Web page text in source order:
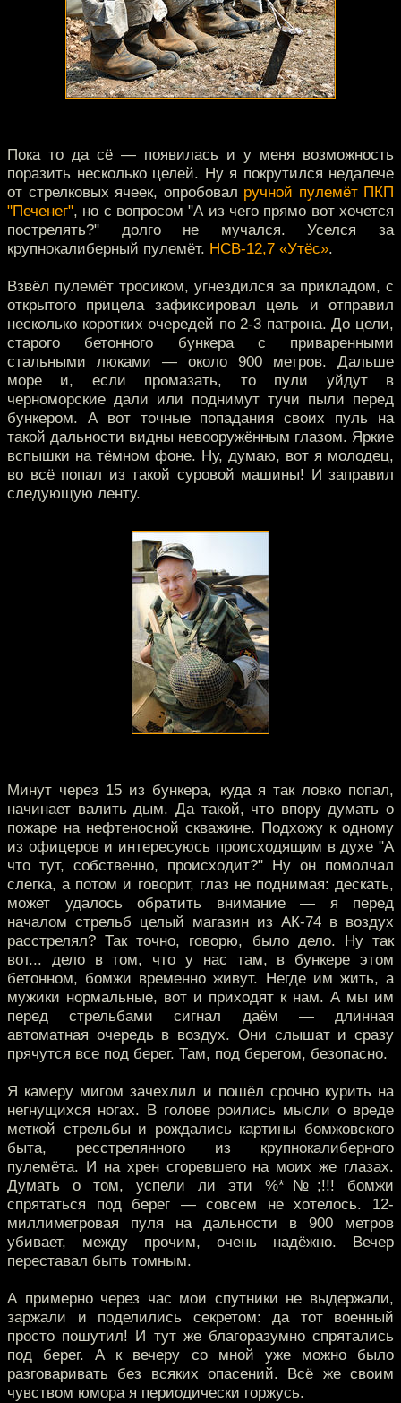
Пока то да сё — появилась и у меня возможность
поразить несколько целей. Ну я покрутился недалече
от стрелковых ячеек, опробовал ручной пулемёт ПКП
"Печенег", но с вопросом "А из чего прямо вот хочется
пострелять?" долго не мучался. Уселся за
крупнокалиберный пулемёт. НСВ-12,7 «Утёс».
Взвёл пулемёт тросиком, угнездился за прикладом, с
открытого прицела зафиксировал цель и отправил
несколько коротких очередей по 2-3 патрона. До цели,
старого бетонного бункера с приваренными
стальными люками — около 900 метров. Дальше
море и, если промазать, то пули уйдут в
черноморские дали или поднимут тучи пыли перед
бункером. А вот точные попадания своих пуль на
такой дальности видны невооружённым глазом. Яркие
вспышки на тёмном фоне. Ну, думаю, вот я молодец,
во всё попал из такой суровой машины! И заправил
следующую ленту.
Минут через 15 из бункера, куда я так ловко попал,
начинает валить дым. Да такой, что впору думать о
пожаре на нефтеносной скважине. Подхожу к одному
из офицеров и интересуюсь происходящим в духе "А
что тут, собственно, происходит?" Ну он помолчал
слегка, а потом и говорит, глаз не поднимая: дескать,
может удалось обратить внимание — я перед
началом стрельб целый магазин из АК-74 в воздух
расстрелял? Так точно, говорю, было дело. Ну так
вот... дело в том, что у нас там, в бункере этом
бетонном, бомжи временно живут. Негде им жить, а
мужики нормальные, вот и приходят к нам. А мы им
перед стрельбами сигнал даём — длинная
автоматная очередь в воздух. Они слышат и сразу
прячутся все под берег. Там, под берегом, безопасно.
Я камеру мигом зачехлил и пошёл срочно курить на
негнущихся ногах. В голове роились мысли о вреде
меткой стрельбы и рождались картины бомжовского
быта, ресстрелянного из крупнокалиберного
пулемёта. И на хрен сгоревшего на моих же глазах.
Думать о том, успели ли эти %*№;!!! бомжи
спрятаться под берег — совсем не хотелось. 12-
миллиметровая пуля на дальности в 900 метров
убивает, между прочим, очень надёжно. Вечер
переставал быть томным.
А примерно через час мои спутники не выдержали,
заржали и поделились секретом: да тот военный
просто пошутил! И тут же благоразумно спрятались
под берег. А к вечеру со мной уже можно было
разговаривать без всяких опасений. Всё же своим
чувством юмора я периодически горжусь.